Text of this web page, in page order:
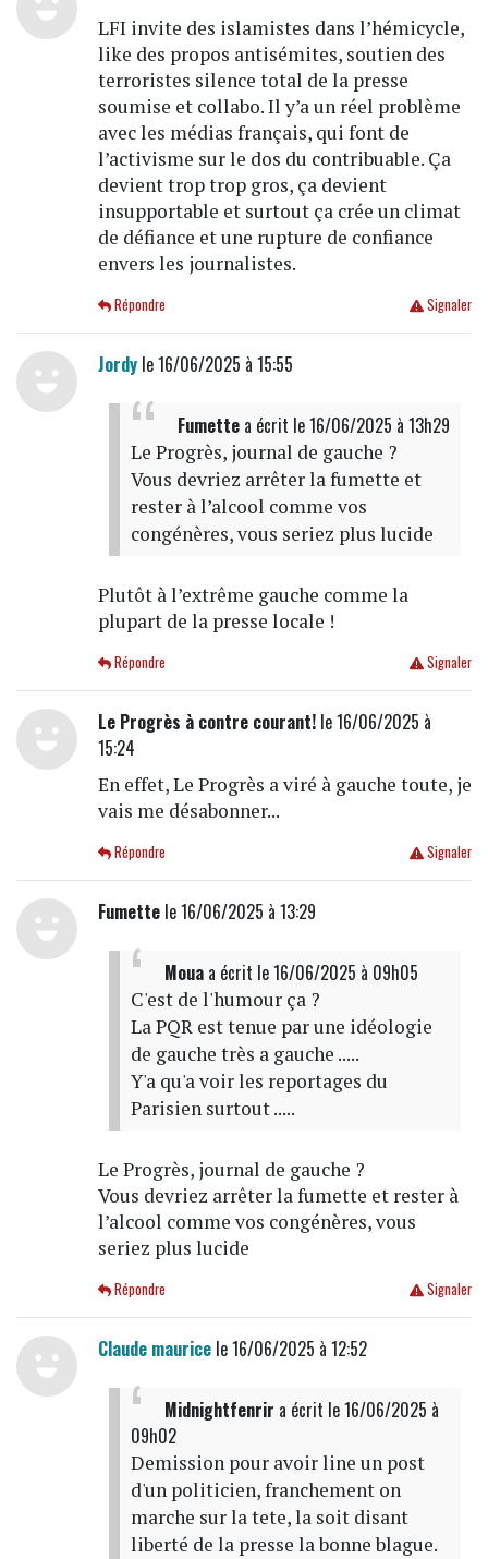
LFI invite des islamistes dans l’hémicycle,
like des propos antisémites, soutien des
terroristes silence total de la presse
soumise et collabo. Il y’a un réel problème
avec les médias français, qui font de
l’activisme sur le dos du contribuable. Ça
devient trop trop gros, ça devient
insupportable et surtout ça crée un climat
de défiance et une rupture de confiance
envers les journalistes.
Signaler
Répondre
Jordyle 16/06/2025 à 15:55
Fumettea écrit le 16/06/2025 à 13h29
Le Progrès, journal de gauche ?
Vous devriez arrêter la fumette et
rester à l’alcool comme vos
congénères, vous seriez plus lucide
Plutôt à l’extrême gauche comme la
plupart de la presse locale !
Signaler
Répondre
Le Progrès à contre courant!le 16/06/2025 à
15:24
En effet, Le Progrès a viré à gauche toute, je
vais me désabonner...
Signaler
Répondre
Fumettele 16/06/2025 à 13:29
Mouaa écrit le 16/06/2025 à 09h05
C'est de l'humour ça ?
La PQR est tenue par une idéologie
de gauche très a gauche .....
Y'a qu'a voir les reportages du
Parisien surtout .....
Le Progrès, journal de gauche ?
Vous devriez arrêter la fumette et rester à
l’alcool comme vos congénères, vous
seriez plus lucide
Signaler
Répondre
Claude mauricele 16/06/2025 à 12:52
Midnightfenrir a écrit le 16/06/2025 à
09h02
Demission pour avoir line un post
d'un politicien, franchement on
marche sur la tete, la soit disant
liberté de la presse la bonne blague.